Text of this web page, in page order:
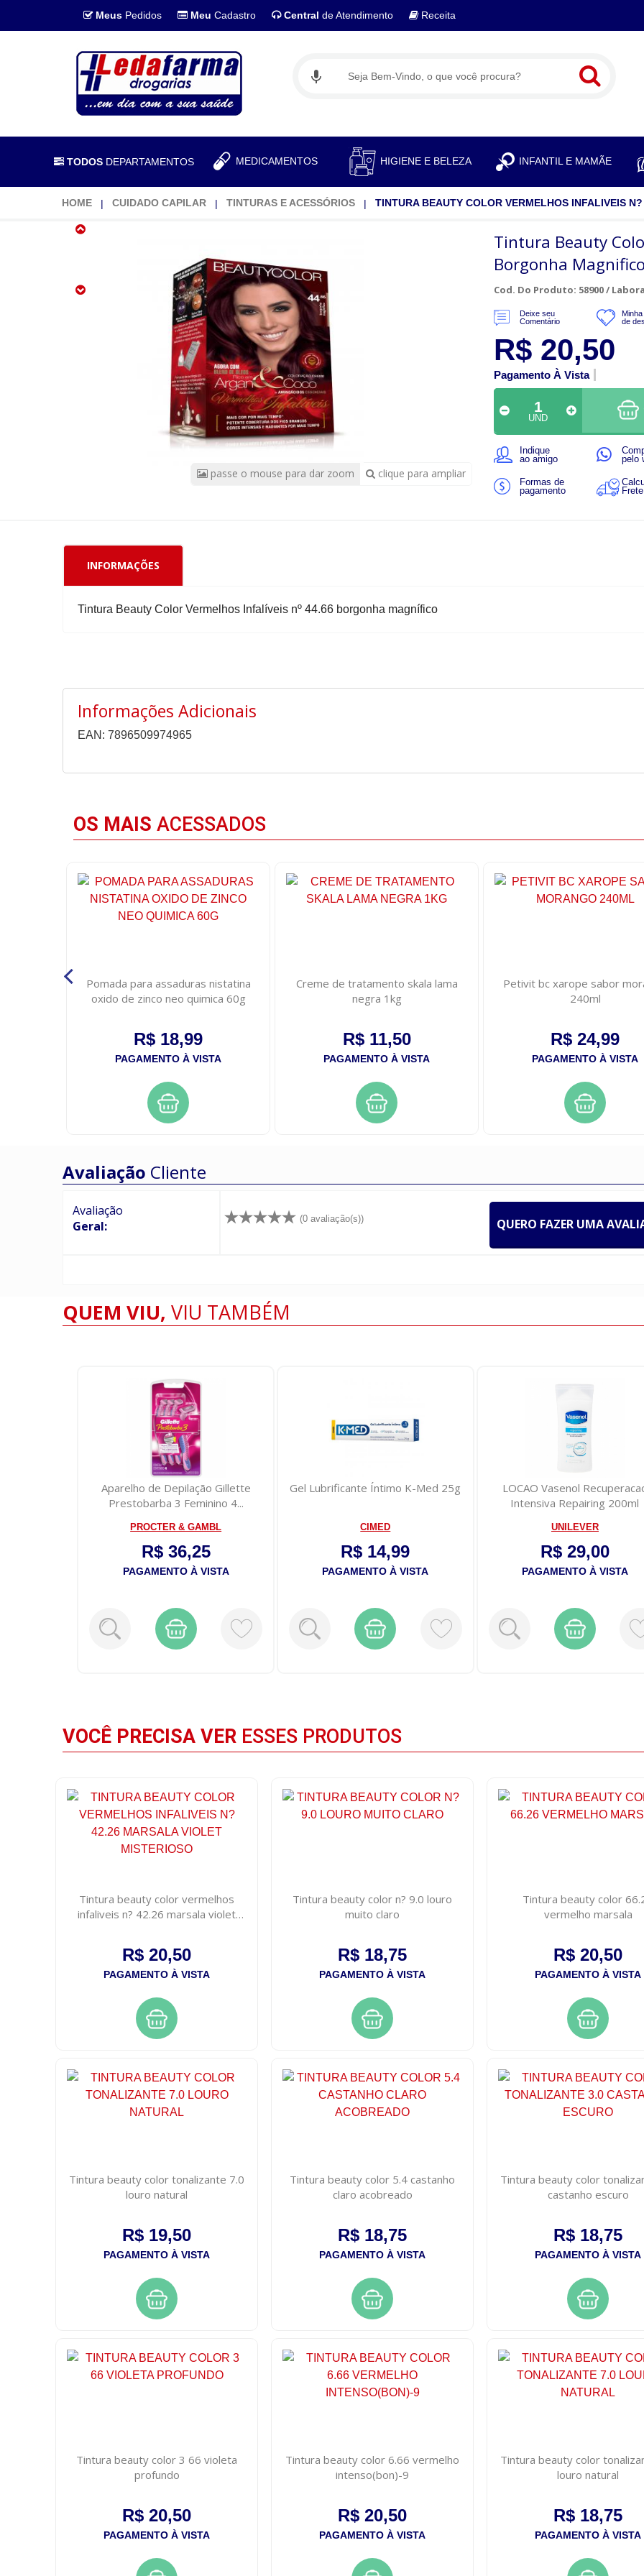
Meus Pedidos Meu Cadastro Central de Atendimento Receita
TODOS DEPARTAMENTOS MEDICAMENTOS HIGIENE E BELEZA INFANTIL E MAMÃE
HOME CUIDADO CAPILAR TINTURAS E ACESSÓRIOS TINTURA BEAUTY COLOR VERMELHOS INFALIVEIS
Tintura
Color
passe o mouse para dar zoom clique para ampliar
Tintura Beauty
Borgonha Magnifico
Cod. Do Produto: 58900 /
Deixe seu
Comentário
de
R$ 20,50
Pagamento À Vista
UND
Indique
ao amigo
pelo
Formas de
pagamento
INFORMAÇÕES
Tintura Beauty Color Vermelhos Infalíveis nº 44.66 borgonha magnífico
Informações Adicionais
EAN: 7896509974965
OS MAIS ACESSADOS
Pomada para assaduras nistatina
oxido de zinco neo quimica 60g
R$ 18,99
PAGAMENTO À VISTA
Creme de tratamento skala lama
negra 1kg
R$ 11,50
PAGAMENTO À VISTA
Petivit bc xarope sabor
240ml
R$ 24,99
PAGAMENTO À VISTA
Avaliação Cliente
Avaliação
Geral:
(0 avaliação(s)) QUERO FAZER UMA
QUEM VIU, VIU TAMBÉM
Aparelho de Depilação Gillette
Prestobarba 3 Feminino 4...
PROCTER & GAMBL
R$ 36,25
PAGAMENTO À VISTA
Gel Lubrificante Íntimo K-Med 25g
R$ 14,99
PAGAMENTO À VISTA
LOCAO Vasenol Recuperacao
Intensiva Repairing 200ml
R$ 29,00
PAGAMENTO À VISTA
VOCÊ PRECISA VER ESSES PRODUTOS
Tintura beauty color vermelhos
infaliveis n? 42.26 marsala violet
R$ 20,50
PAGAMENTO À VISTA
Tintura beauty color n? 9.0 louro
muito claro
R$ 18,75
PAGAMENTO À VISTA
Tintura beauty color
vermelho marsala
R$ 20,50
PAGAMENTO À VISTA
Tintura beauty color tonalizante 7.0
louro natural
R$ 19,50
PAGAMENTO À VISTA
Tintura beauty color 5.4 castanho
claro acobreado
R$ 18,75
PAGAMENTO À VISTA
Tintura beauty color
castanho escuro
R$ 18,75
PAGAMENTO À VISTA
Tintura beauty color 3 66 violeta
profundo
R$ 20,50
PAGAMENTO À VISTA
Tintura beauty color 6.66 vermelho
intenso(bon)-9
R$ 20,50
PAGAMENTO À VISTA
Tintura beauty color
louro natural
R$ 18,75
PAGAMENTO À VISTA